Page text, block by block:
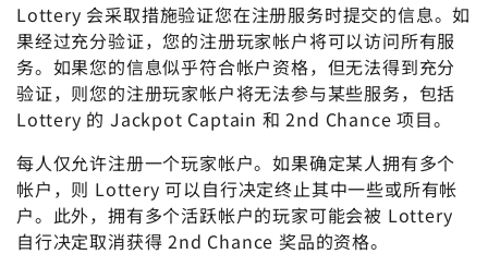
Lottery 会采取措施验证您在注册服务时提交的信息。如
果经过充分验证，您的注册玩家帐户将可以访问所有服
务。如果您的信息似乎符合帐户资格，但无法得到充分
验证，则您的注册玩家帐户将无法参与某些服务，包括
Lottery 的 Jackpot Captain 和 2nd Chance 项目。
每人仅允许注册一个玩家帐户。如果确定某人拥有多个
帐户，则 Lottery 可以自行决定终止其中一些或所有帐
户。此外，拥有多个活跃帐户的玩家可能会被 Lottery
自行决定取消获得 2nd Chance 奖品的资格。